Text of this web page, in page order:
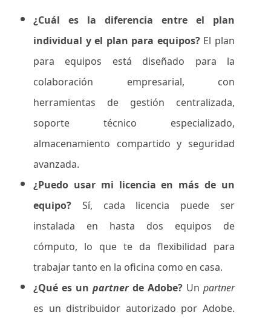
¿Cuál es la diferencia entre el plan
individual y el plan para equipos?El plan
para equipos está diseñado para la
colaboración empresarial, con
herramientas de gestión centralizada,
soporte técnico especializado,
almacenamiento compartido y seguridad
avanzada.
¿Puedo usar mi licencia en más de un
equipo? Sí, cada licencia puede ser
instalada en hasta dos equipos de
cómputo, lo que te da flexibilidad para
trabajar tanto en la oficina como en casa.
¿Qué es un partnerde Adobe? Un partner
es un distribuidor autorizado por Adobe.